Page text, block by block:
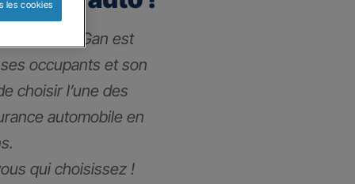
Gan est
occupants et son
choisir l’une des
automobile en
qui choisissez !
les cookies